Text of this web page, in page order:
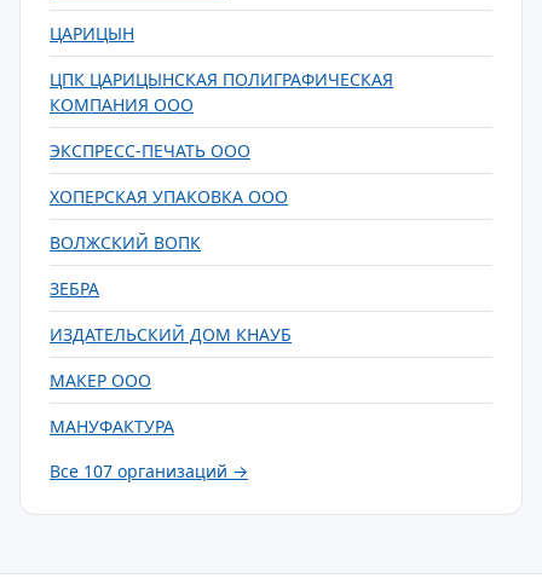
ЦАРИЦЫН
ЦПК ЦАРИЦЫНСКАЯ ПОЛИГРАФИЧЕСКАЯ
КОМПАНИЯ ООО
ЭКСПРЕСС-ПЕЧАТЬ ООО
ХОПЕРСКАЯ УПАКОВКА ООО
ВОЛЖСКИЙ ВОПК
ЗЕБРА
ИЗДАТЕЛЬСКИЙ ДОМ КНАУБ
МАКЕР ООО
МАНУФАКТУРА
Все 107 организаций →